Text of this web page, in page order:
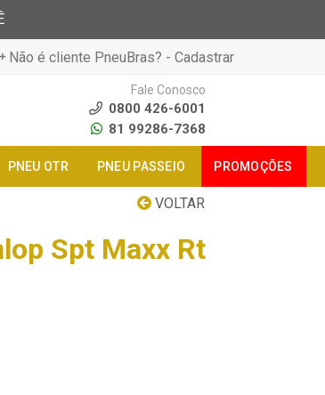
Não é cliente PneuBras? - Cadastrar
Fale Conosco
0800 426-6001
81 99286-7368
PNEU OTR PNEU PASSEIO PROMOÇÕES
VOLTAR
Spt Maxx Rt